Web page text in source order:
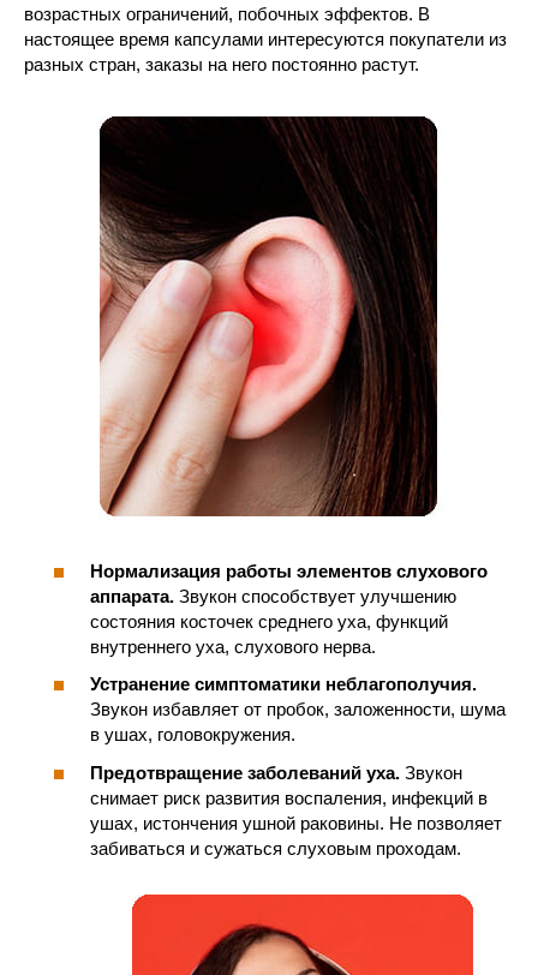
возрастных ограничений, побочных эффектов. В
настоящее время капсулами интересуются покупатели из
разных стран, заказы на него постоянно растут.
Нормализация работы элементов слухового
аппарата. Звукон способствует улучшению
состояния косточек среднего уха, функций
внутреннего уха, слухового нерва.
Устранение симптоматики неблагополучия.
Звукон избавляет от пробок, заложенности, шума
в ушах, головокружения.
Предотвращение заболеваний уха. Звукон
снимает риск развития воспаления, инфекций в
ушах, истончения ушной раковины. Не позволяет
забиваться и сужаться слуховым проходам.